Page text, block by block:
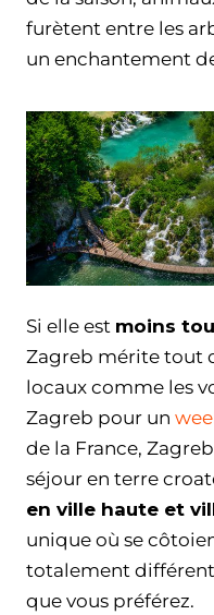
furètent entre les
un enchantement
Si elle est moins
Zagreb mérite tout
locaux comme les
Zagreb pour un
de la France,
séjour en terre
en ville haute et
unique où se
totalement
que vous préférez.